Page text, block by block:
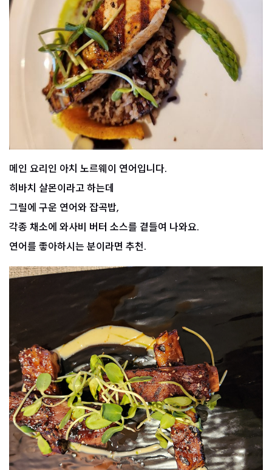
메인 요리인 아치 노르웨이 연어입니다.
히바치 살몬이라고 하는데
그릴에 구운 연어와 잡곡밥,
각종 채소에 와사비 버터 소스를 곁들여 나와요.
연어를 좋아하시는 분이라면 추천.